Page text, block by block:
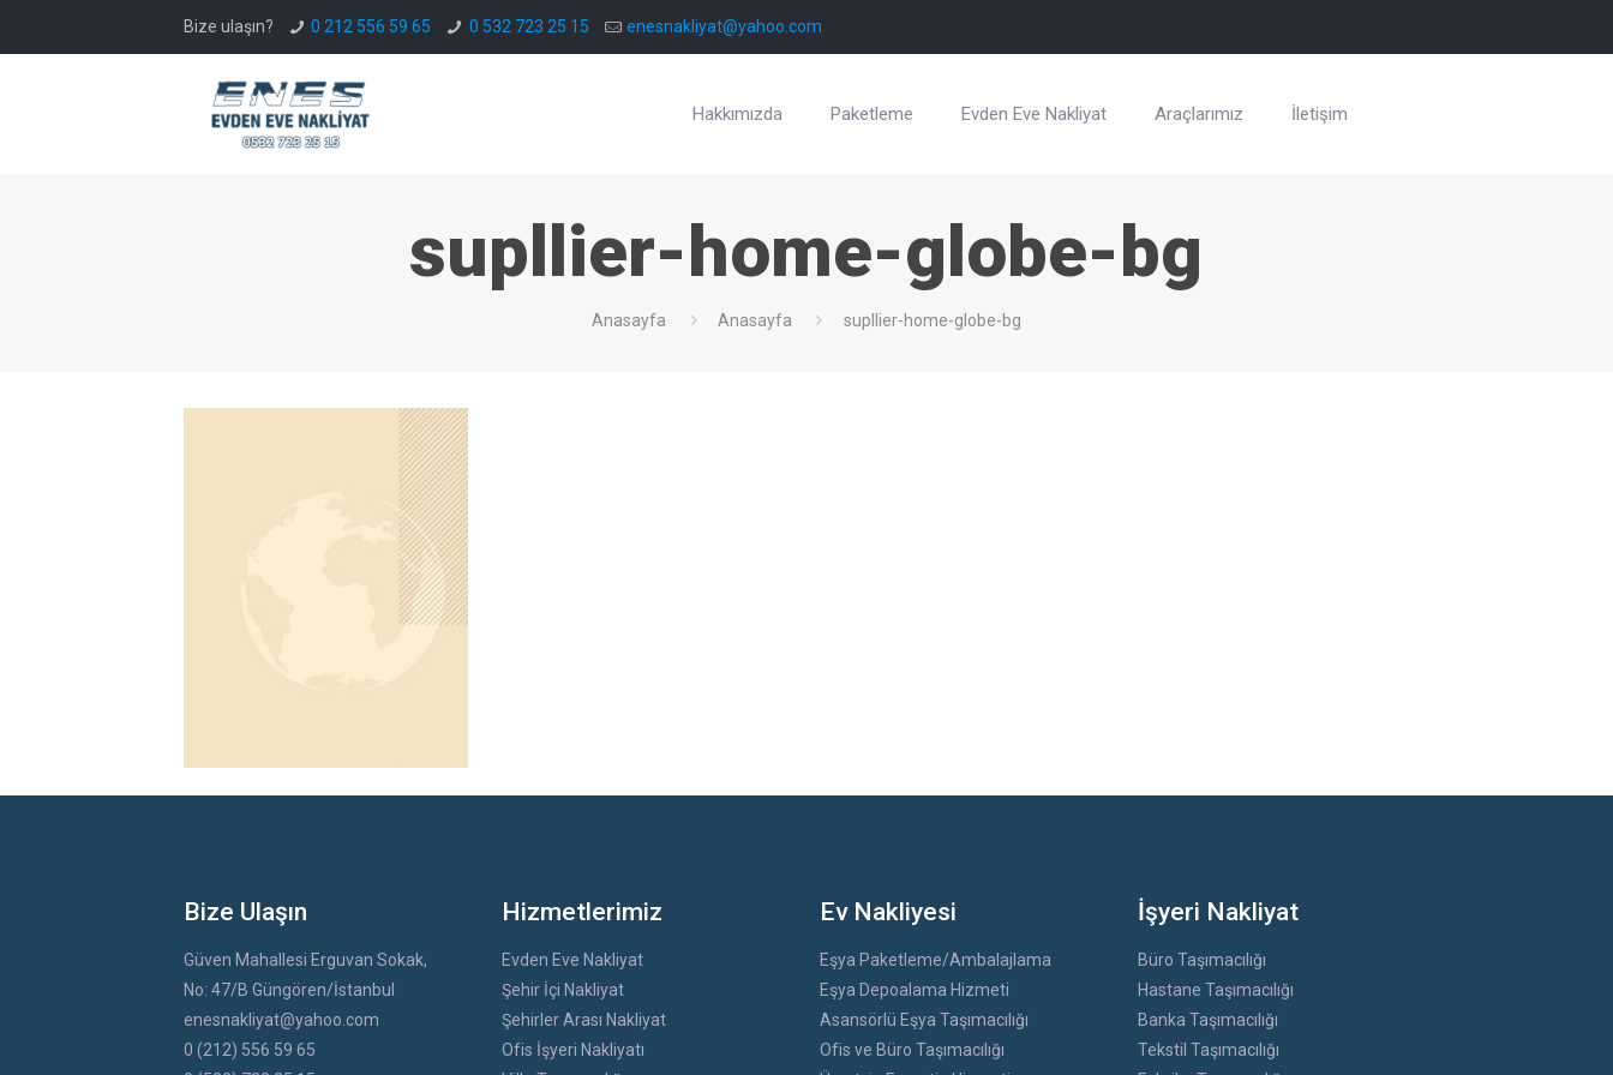
Bize ulaşın? 0 212 556 59 65 0 532 723 25 15 enesnakliyat@yahoo.com
Hakkımızda Paketleme Evden Eve Nakliyat Araçlarımız İletişim
supllier-home-globe-bg
Anasayfa Anasayfa supllier-home-globe-bg
Bize Ulaşın
Güven Mahallesi Erguvan Sokak,
No: 47/B Güngören/İstanbul
enesnakliyat@yahoo.com
0 (212) 556 59 65
Hizmetlerimiz
Evden Eve Nakliyat
Şehir İçi Nakliyat
Şehirler Arası Nakliyat
Ofis İşyeri Nakliyatı
Ev Nakliyesi
Eşya Paketleme/Ambalajlama
Eşya Depoalama Hizmeti
Asansörlü Eşya Taşımacılığı
Ofis ve Büro Taşımacılığı
İşyeri Nakliyat
Büro Taşımacılığı
Hastane Taşımacılığı
Banka Taşımacılığı
Tekstil Taşımacılığı